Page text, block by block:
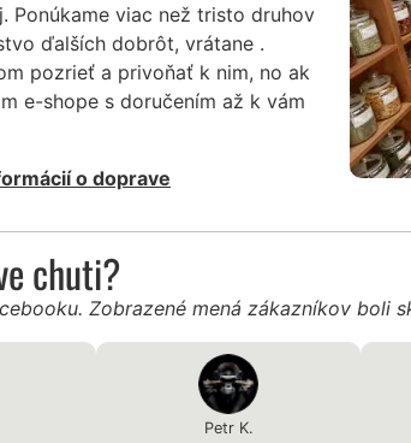
Ponúkame viac než tristo druhov
ďalších dobrôt, vrátane .
pozrieť a privoňať k nim, no ak
e-shope s doručením až k vám
o doprave
chuti?
Zobrazené mená zákazníkov boli
Petr K.